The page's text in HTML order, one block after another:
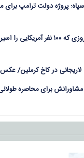
پروژه دولت ترامپ برای
محسن رضایی: روزی که ۱۰۰ نفر
لاریجانی در کاخ کرملین/ عکس
برای محاصره